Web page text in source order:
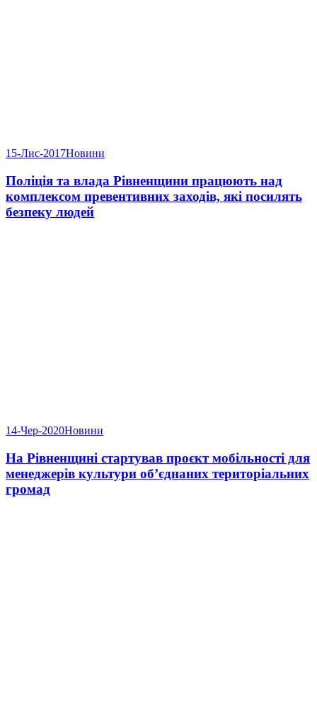
15-Лис-2017Новини
Поліція та влада Рівненщини працюють над
комплексом превентивних заходів, які посилять
безпеку людей
14-Чер-2020Новини
На Рівненщині стартував проєкт мобільності для
менеджерів культури об’єднаних територіальних
громад